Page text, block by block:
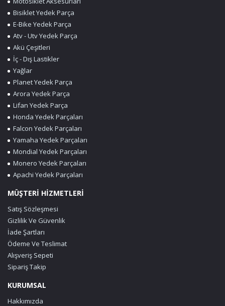
Bisiklet Yedek Parça
E-Bike Yedek Parça
Atv - Utv Yedek Parça
Akü Çeşitleri
İç - Dış Lastikler
Yağlar
Planet Yedek Parça
Arora Yedek Parça
Lifan Yedek Parça
Honda Yedek Parçaları
Falcon Yedek Parçaları
Yamaha Yedek Parçaları
Mondial Yedek Parçaları
Monero Yedek Parçaları
Apachi Yedek Parçaları
MÜŞTERİ HİZMETLERİ
Satış Sözleşmesi
Gizlilik Ve Güvenlik
İade Şartları
Ödeme Ve Teslimat
Alışveriş Sepeti
Sipariş Takip
KURUMSAL
Hakkımızda